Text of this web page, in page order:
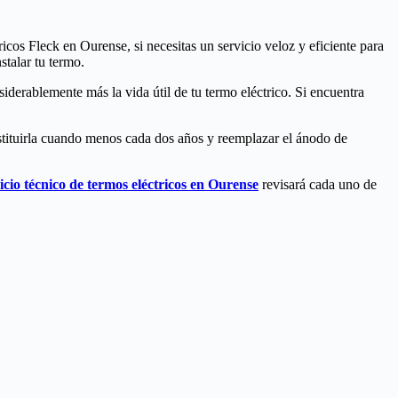
Fleck en Ourense, si necesitas un servicio veloz y eficiente para
tu termo.
más la vida útil de tu termo eléctrico. Si encuentra
cuando menos cada dos años y reemplazar el ánodo de
técnico de termos eléctricos en Ourense revisará cada uno de